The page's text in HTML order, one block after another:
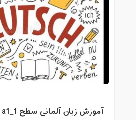
آموزش زبان آلمانی سطح a1_1